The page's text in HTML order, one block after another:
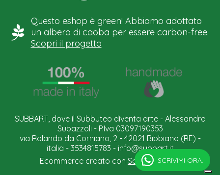
Questo eshop è green! Abbiamo adottato
un albero di caoba per essere carbon-free.
Scopri il progetto
SUBBART, dove il Subbuteo diventa arte - Alessandro
Subazzoli - P.Iva 03097190353
via Rolando da Corniano, 2 - 42021 Bibbiano (RE) -
italia - 3534815783 - info@subbart.it
Ecommerce creato con Scontrino.comSCRIVIMI ORA.